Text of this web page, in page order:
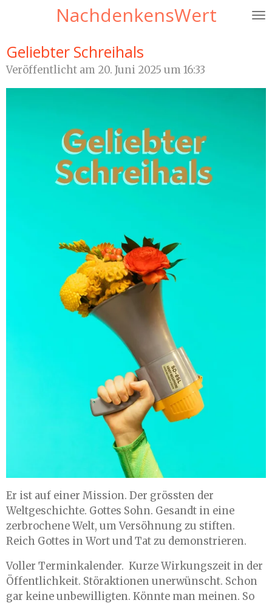
springen
NachdenkensWert
Geliebter Schreihals
Veröffentlicht am 20. Juni 2025 um 16:33
Er ist auf einer Mission. Der grössten der
Weltgeschichte. Gottes Sohn. Gesandt in eine
zerbrochene Welt, um Versöhnung zu stiften.
Reich Gottes in Wort und Tat zu demonstrieren.
Voller Terminkalender. Kurze Wirkungszeit in der
Öffentlichkeit. Störaktionen unerwünscht. Schon
gar keine unbewilligten. Könnte man meinen. So